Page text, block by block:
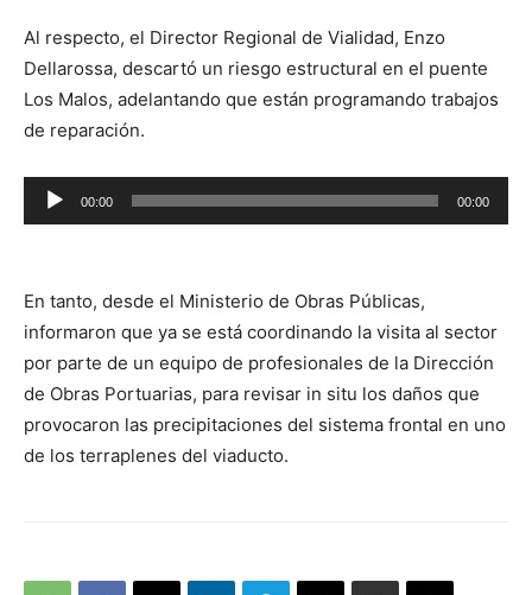
Al respecto, el Director Regional de Vialidad, Enzo
Dellarossa, descartó un riesgo estructural en el puente
Los Malos, adelantando que están programando trabajos
de reparación.
Reproductor
de
00:00 00:00
En tanto, desde el Ministerio de Obras Públicas,
informaron que ya se está coordinando la visita al sector
por parte de un equipo de profesionales de la Dirección
de Obras Portuarias, para revisar in situ los daños que
provocaron las precipitaciones del sistema frontal en uno
de los terraplenes del viaducto.